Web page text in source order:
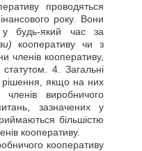
проводяться
року. Вони
у будь-який час за
кооперативу чи з
членів кооперативу,
4. Загальні
рішення, якщо на них
виробничого
зазначених у
більшістю
кооперативу.
кооперативу